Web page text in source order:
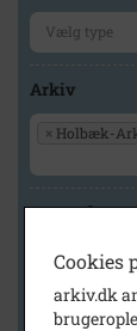
Arkiv
× Holbæk-
Geografi
Generelt
Cookies
arkiv.dk